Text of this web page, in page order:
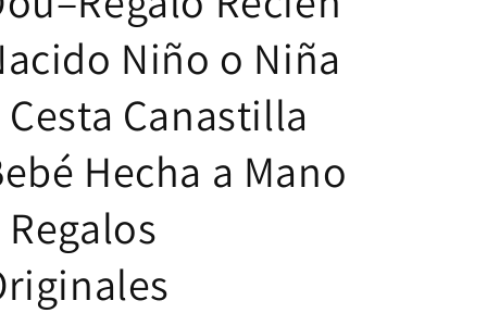
Niño o Niña
Cesta Canastilla
Hecha a Mano
Regalos